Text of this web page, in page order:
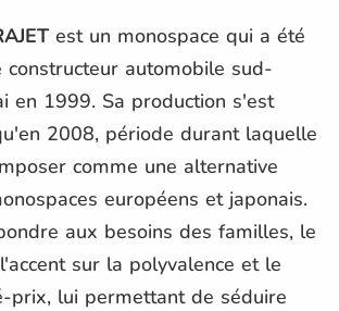
est un monospace qui a été
automobile sud-
en 1999. Sa production s'est
2008, période durant laquelle
comme une alternative
européens et japonais.
aux besoins des familles, le
sur la polyvalence et le
prix, lui permettant de séduire